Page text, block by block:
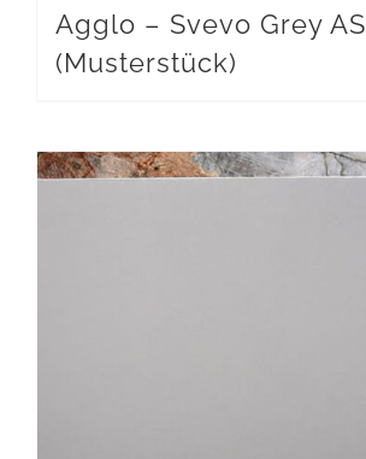
Agglo – Svevo Grey AS
(Musterstück)